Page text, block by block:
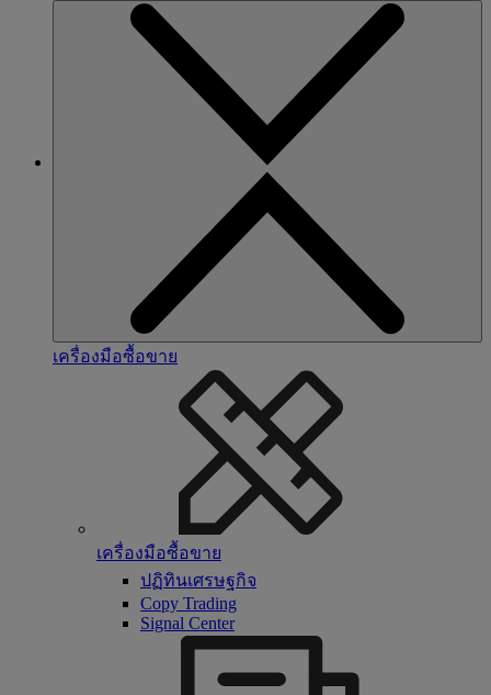
เครื่องมือซื้อขาย
เครื่องมือซื้อขาย
ปฏิทินเศรษฐกิจ
Copy Trading
Signal Center